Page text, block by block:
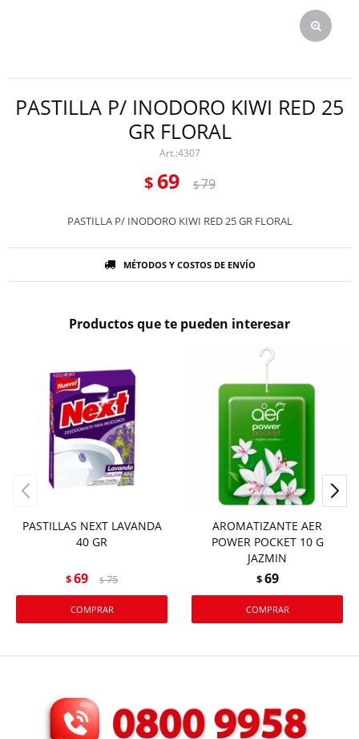
PASTILLA P/ INODORO KIWI RED 25
GR FLORAL
4307
$ 69 $79
PASTILLA P/ INODORO KIWI RED 25 GR FLORAL
MÉTODOS Y COSTOS DE ENVÍO
Productos que te pueden interesar
PASTILLAS NEXT LAVANDA
40 GR
$69 $ 75
AROMATIZANTE AER
POWER POCKET 10 G
JAZMIN
$69